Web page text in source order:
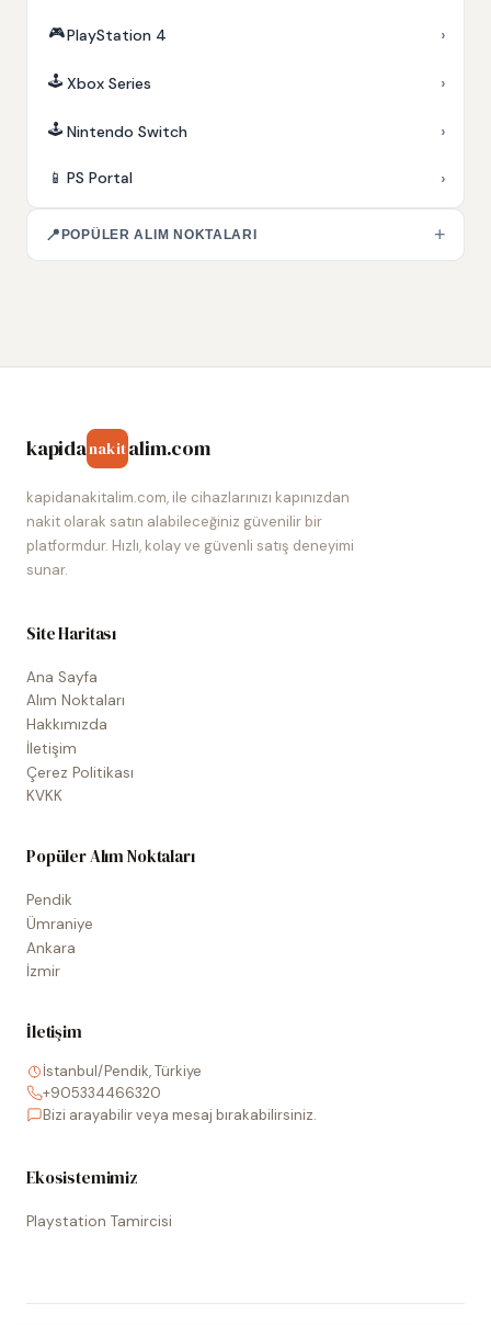
🎮PlayStation 4 ›
🕹️ Xbox Series ›
🕹️ Nintendo Switch ›
📱 PS Portal ›
📍 POPÜLER ALIM NOKTALARI +
kapidanakitalim.com
kapidanakitalim.com, ile cihazlarınızı kapınızdan
nakit olarak satın alabileceğiniz güvenilir bir
platformdur. Hızlı, kolay ve güvenli satış deneyimi
sunar.
Site Haritası
Ana Sayfa
Alım Noktaları
Hakkımızda
İletişim
Çerez Politikası
KVKK
Popüler Alım Noktaları
Pendik
Ümraniye
Ankara
İzmir
İletişim
İstanbul/Pendik, Türkiye
+905334466320
Bizi arayabilir veya mesaj bırakabilirsiniz.
Ekosistemimiz
Playstation Tamircisi